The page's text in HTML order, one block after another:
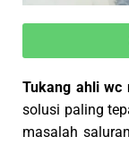
Tukang ahli wc
solusi paling
masalah